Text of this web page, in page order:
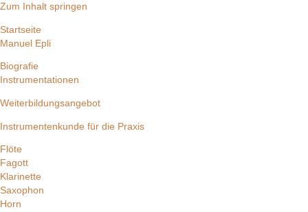
Zum Inhalt springen
Startseite
Manuel Epli
Biografie
Instrumentationen
Weiterbildungsangebot
Instrumentenkunde für die Praxis
Flöte
Fagott
Klarinette
Saxophon
Horn